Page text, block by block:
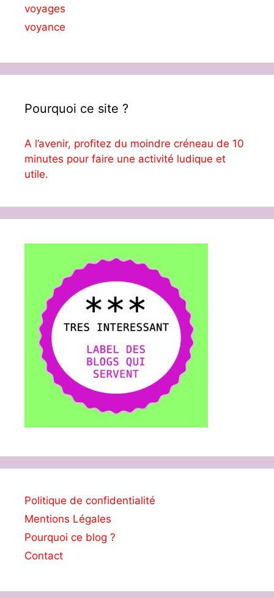
voyages
voyance
Pourquoi ce site ?
A l’avenir, profitez du moindre créneau de 10
minutes pour faire une activité ludique et
utile.
Politique de confidentialité
Mentions Légales
Pourquoi ce blog ?
Contact